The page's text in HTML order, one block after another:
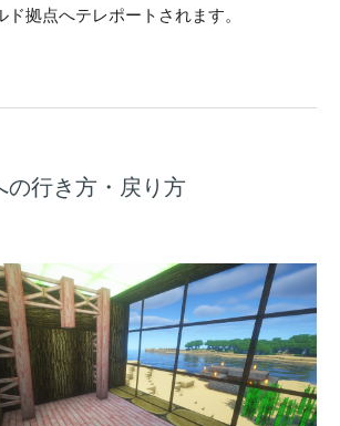
ド拠点へテレポートされます。
の行き方・戻り方